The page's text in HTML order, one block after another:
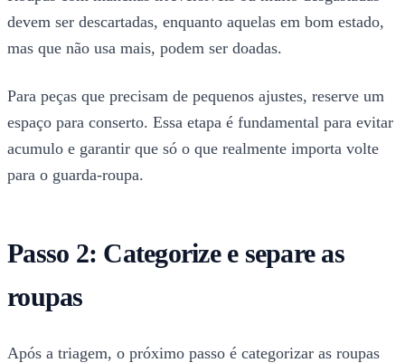
devem ser descartadas, enquanto aquelas em bom estado,
mas que não usa mais, podem ser doadas.
Para peças que precisam de pequenos ajustes, reserve um
espaço para conserto. Essa etapa é fundamental para evitar
acumulo e garantir que só o que realmente importa volte
para o guarda-roupa.
Passo 2: Categorize e separe as
roupas
Após a triagem, o próximo passo é categorizar as roupas